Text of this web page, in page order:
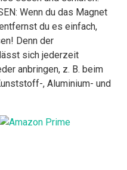
Wenn du das Magnet
du es einfach,
Denn der
sich jederzeit
anbringen, z. B. beim
, Aluminium- und